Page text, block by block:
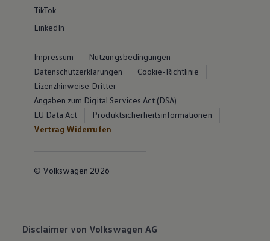
TikTok
LinkedIn
Impressum
Nutzungsbedingungen
Datenschutzerklärungen
Cookie-Richtlinie
Lizenzhinweise Dritter
Angaben zum Digital Services Act (DSA)
EU Data Act
Produktsicherheitsinformationen
Vertrag Widerrufen
© Volkswagen 2026
Disclaimer von Volkswagen AG